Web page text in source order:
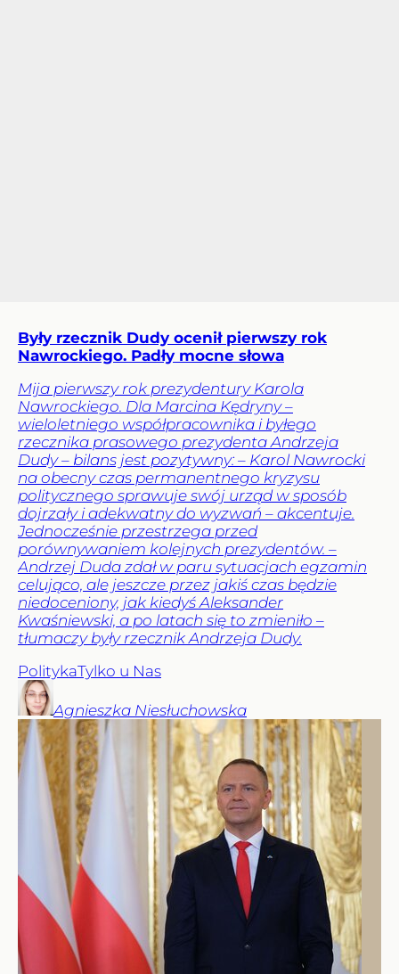
Były rzecznik Dudy ocenił pierwszy rok
Nawrockiego. Padły mocne słowa
Mija pierwszy rok prezydentury Karola
Nawrockiego. Dla Marcina Kędryny –
wieloletniego współpracownika i byłego
rzecznika prasowego prezydenta Andrzeja
Dudy – bilans jest pozytywny: – Karol Nawrocki
na obecny czas permanentnego kryzysu
politycznego sprawuje swój urząd w sposób
dojrzały i adekwatny do wyzwań – akcentuje.
Jednocześnie przestrzega przed
porównywaniem kolejnych prezydentów. –
Andrzej Duda zdał w paru sytuacjach egzamin
celująco, ale jeszcze przez jakiś czas będzie
niedoceniony, jak kiedyś Aleksander
Kwaśniewski, a po latach się to zmieniło –
tłumaczy były rzecznik Andrzeja Dudy.
PolitykaTylko u Nas
Agnieszka Niesłuchowska